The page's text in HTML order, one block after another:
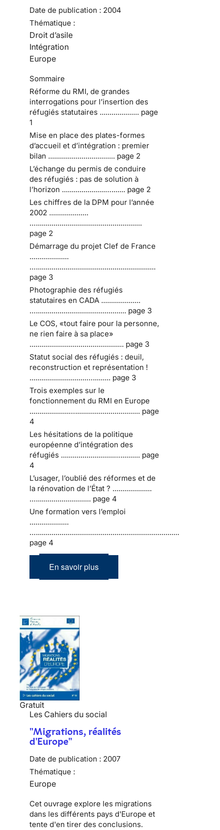
Date de publication : 2004
Thématique :
Droit d’asile
Intégration
Europe
Sommaire
Réforme du RMI, de grandes
interrogations pour l’insertion des
réfugiés statutaires .................... page
1
Mise en place des plates-formes
d’accueil et d’intégration : premier
bilan .................................. page 2
L’échange du permis de conduire
des réfugiés : pas de solution à
l’horizon ......................…....... page 2
Les chiffres de la DPM pour l’année
2002 ....................
…......................................................
page 2
Démarrage du projet Clef de France
....................
….............................................................
page 3
Photographie des réfugiés
statutaires en CADA ....................
….............................................. page 3
Le COS, «tout faire pour la personne,
ne rien faire à sa place»
................................................ page 3
Statut social des réfugiés : deuil,
reconstruction et représentation !
.............................…......... page 3
Trois exemples sur le
fonctionnement du RMI en Europe
....................…................................. page
4
Les hésitations de la politique
européenne d’intégration des
réfugiés ...........................….......... page
4
L’usager, l’oublié des réformes et de
la rénovation de l’État ? ....................
…............................ page 4
Une formation vers l’emploi
....................
….........................................................................
page 4
En savoir plus
Gratuit
Les Cahiers du social
"Migrations, réalités
d'Europe"
Date de publication : 2007
Thématique :
Europe
Cet ouvrage explore les migrations
dans les différents pays d'Europe et
tente d'en tirer des conclusions.